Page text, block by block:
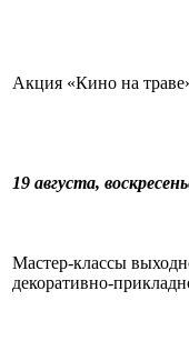
Акция «Кино на
19 августа,
Мастер-классы
декоративно-